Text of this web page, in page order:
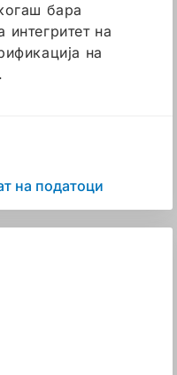
бара
на
на
на податоци